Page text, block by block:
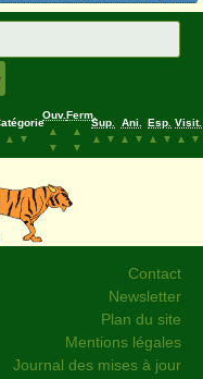
▲
▼
Ouv.
▲
▼
Ferm.
▲
▼
Sup.
▲
▼
Ani.
▲
▼
Esp.
▲
▼
Visit.
▲
▼
Contact
Newsletter
Plan du site
Mentions légales
Journal des mises à jour